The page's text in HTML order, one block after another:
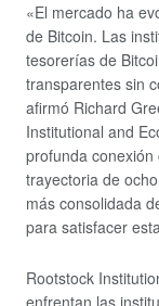
«El mercado ha
de Bitcoin. Las
tesorerías de
transparentes sin
afirmó Richard
Institutional and
profunda
trayectoria de
más consolidada
para satisfacer
Rootstock
enfrentan las